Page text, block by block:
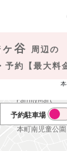
谷
周辺の
予約【最大料
予約駐車場